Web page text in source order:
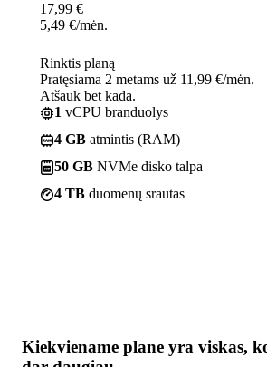
17,99 €
5,49 €/mėn.
Rinktis planą
Pratęsiama 2 metams už 11,99 €/mėn.
Atšauk bet kada.
1 vCPU branduolys
4 GB atmintis (RAM)
50 GB NVMe disko talpa
4 TB duomenų srautas
Kiekviename plane yra viskas,